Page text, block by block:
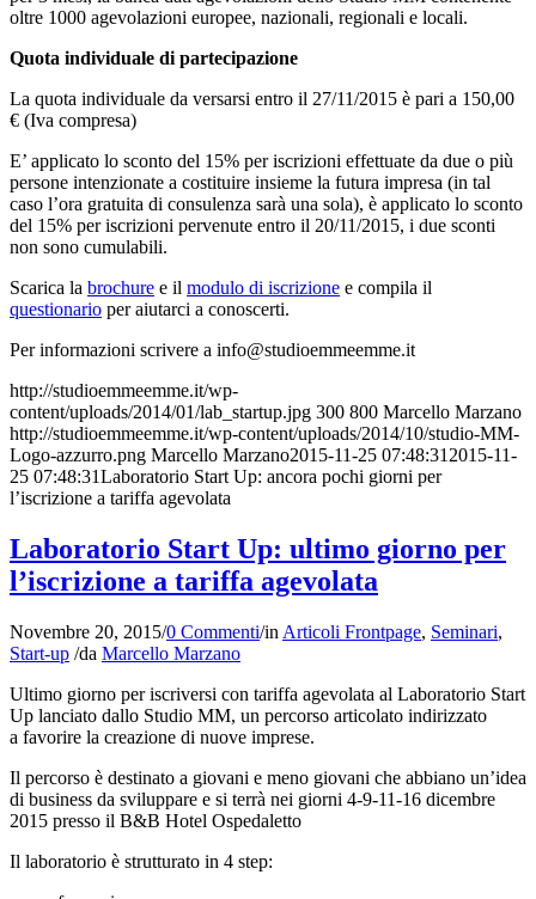
oltre 1000 agevolazioni europee, nazionali, regionali e locali.
Quota individuale di partecipazione
La quota individuale da versarsi entro il 27/11/2015 è pari a 150,00
€ (Iva compresa)
E’ applicato lo sconto del 15% per iscrizioni effettuate da due o più
persone intenzionate a costituire insieme la futura impresa (in tal
caso l’ora gratuita di consulenza sarà una sola), è applicato lo sconto
del 15% per iscrizioni pervenute entro il 20/11/2015, i due sconti
non sono cumulabili.
Scarica la brochure e il modulo di iscrizione e compila il
questionario per aiutarci a conoscerti.
Per informazioni scrivere a info@studioemmeemme.it
http://studioemmeemme.it/wp-
content/uploads/2014/01/lab_startup.jpg 300 800 Marcello Marzano
http://studioemmeemme.it/wp-content/uploads/2014/10/studio-MM-
Logo-azzurro.png Marcello Marzano2015-11-25 07:48:31 2015-11-
25 07:48:31Laboratorio Start Up: ancora pochi giorni per
l’iscrizione a tariffa agevolata
Laboratorio Start Up: ultimo giorno per
l’iscrizione a tariffa agevolata
Novembre 20, 2015/0 Commenti/in Articoli Frontpage, Seminari,
Start-up /da Marcello Marzano
Ultimo giorno per iscriversi con tariffa agevolata al Laboratorio Start
Up lanciato dallo Studio MM, un percorso articolato indirizzato
a favorire la creazione di nuove imprese.
Il percorso è destinato a giovani e meno giovani che abbiano un’idea
di business da sviluppare e si terrà nei giorni 4-9-11-16 dicembre
2015 presso il B&B Hotel Ospedaletto
Il laboratorio è strutturato in 4 step: